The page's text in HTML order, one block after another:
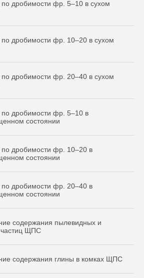
по дробимости фр. 5–10 в сухом
по дробимости фр. 10–20 в сухом
по дробимости фр. 20–40 в сухом
по дробимости фр. 5–10 в
состоянии
по дробимости фр. 10–20 в
состоянии
по дробимости фр. 20–40 в
состоянии
содержания пылевидных и
частиц ЩПС
содержания глины в комках ЩПС